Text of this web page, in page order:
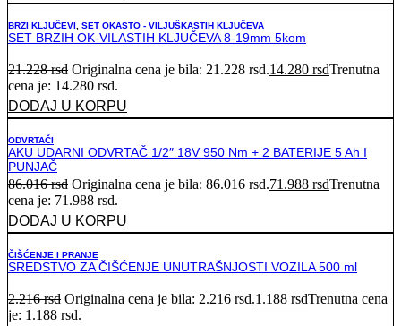
BRZI KLJUČEVI SET OKASTO - VILJUŠKASTIH KLJUČEVA
SET BRZIH OK-VILASTIH KLJUČEVA 8-19mm 5kom
21.228rsd Originalna cena je bila: 21.228 rsd.14.280 rsdTrenutna
cena je: 14.280 rsd.
DODAJ U KORPU
ODVRTAČI
AKU UDARNI ODVRTAČ 1/2″ 18V 950 Nm + 2 BATERIJE 5 Ah I
PUNJAČ
86.016rsd Originalna cena je bila: 86.016 rsd.71.988 rsdTrenutna
cena je: 71.988 rsd.
DODAJ U KORPU
ČIŠĆENJE I PRANJE
SREDSTVO ZA ČIŠĆENJE UNUTRAŠNJOSTI VOZILA 500 ml
2.216rsd Originalna cena je bila: 2.216 rsd.1.188 rsdTrenutna cena
je: 1.188 rsd.